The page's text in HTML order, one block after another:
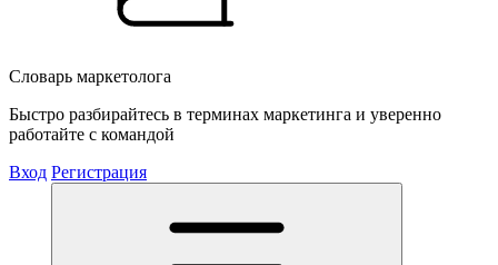
Словарь маркетолога
Быстро разбирайтесь в терминах маркетинга и уверенно
работайте с командой
Вход Регистрация